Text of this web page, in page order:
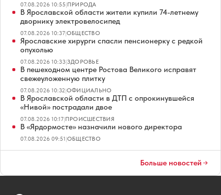
07.08.2026 10:55|ПРИРОДА
В Ярославской области жители купили 74-летнему
дворнику электровелосипед
07.08.2026 10:37|ОБЩЕСТВО
Ярославские хирурги спасли пенсионерку с редкой
опухолью
07.08.2026 10:33|ЗДОРОВЬЕ
В пешеходном центре Ростова Великого исправят
свежеуложенную плитку
07.08.2026 10:32|ОФИЦИАЛЬНО
В Ярославской области в ДТП с опрокинувшейся
«Нивой» пострадали двое
07.08.2026 10:17|ПРОИСШЕСТВИЯ
В «Ярдормосте» назначили нового директора
07.08.2026 09:51|ОБЩЕСТВО
Больше новостей